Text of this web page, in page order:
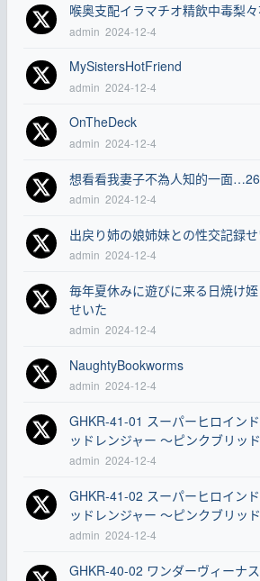
喉奥支配イラマチオ精飲中毒梨
admin 2024-12-4
MySistersHotFriend
admin 2024-12-4
OnTheDeck
admin 2024-12-4
想看看我妻子不為人知的一面…26
admin 2024-12-4
出戻り姉の娘姉妹との性交記録
admin 2024-12-4
毎年夏休みに遊びに来る日焼け
せいた
admin 2024-12-4
NaughtyBookworms
admin 2024-12-4
GHKR-41-01 スーパーヒロイン
ッドレンジャー ～ピンクブリッ
admin 2024-12-4
GHKR-41-02 スーパーヒロイン
ッドレンジャー ～ピンクブリッ
admin 2024-12-4
GHKR-40-02 ワンダーヴィーナ